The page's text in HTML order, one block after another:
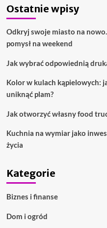
Ostatnie wpisy
Odkryj swoje miasto na
pomysł na weekend
Jak wybrać odpowiednią
Kolor w kulach kąpielowych:
uniknąć plam?
Jak otworzyć własny food
Kuchnia na wymiar jako
życia
Kategorie
Biznes i finanse
Dom i ogród